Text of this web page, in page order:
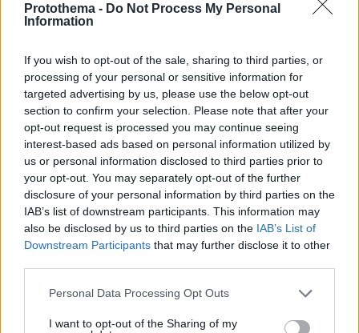
Protothema - Do Not Process My Personal
Information
If you wish to opt-out of the sale, sharing to third parties, or
processing of your personal or sensitive information for
targeted advertising by us, please use the below opt-out
section to confirm your selection. Please note that after your
opt-out request is processed you may continue seeing
interest-based ads based on personal information utilized by
us or personal information disclosed to third parties prior to
your opt-out. You may separately opt-out of the further
disclosure of your personal information by third parties on the
IAB’s list of downstream participants. This information may
also be disclosed by us to third parties on the IAB’s List of
Downstream Participants that may further disclose it to other
Please note that this website/app uses one or more Google
not limited to your visit or usage behaviour. You may click to
Personal Data Processing Opt Outs
I want to opt-out of the Sharing of my
Από τη Μόρια στον γάμο, τη ΜΚΟ και την
κατηγορία για φόνο: Η σκοτεινή διαδρομή του